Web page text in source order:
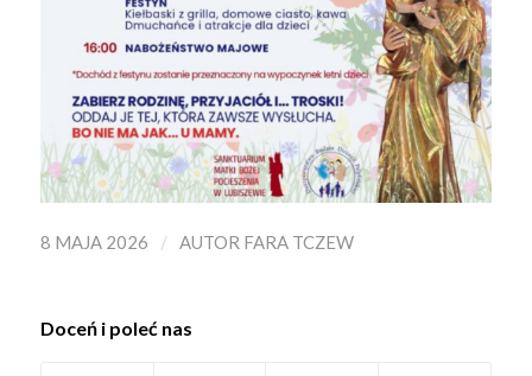
8 MAJA 2026 / AUTOR FARA TCZEW
Doceń i poleć nas